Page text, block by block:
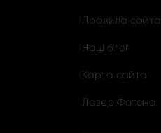
Правила сайта
Наш блог
Карта сайта
Лазер Фотона